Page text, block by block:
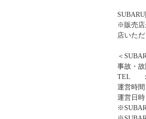
※販売店
店いた
＜
事故・
TEL ：
運営時
運営日